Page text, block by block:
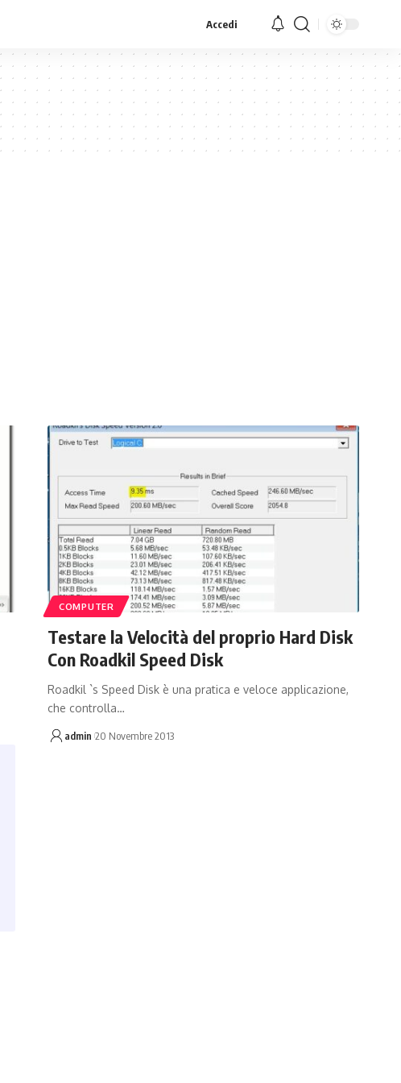
Accedi
COMPUTER
Testare la Velocità del proprio Hard Disk
Con Roadkil Speed Disk
Roadkil `s Speed Disk è una pratica e veloce applicazione,
che controlla…
admin 20 Novembre 2013